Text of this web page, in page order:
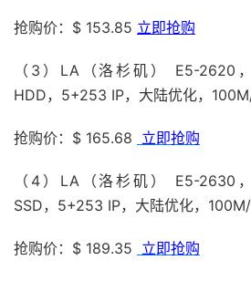
抢购价：$ 153.85 立即抢购
（3）LA（洛杉矶） E5-2620
HDD，5+253 IP，大陆优化，
抢购价：$ 165.68 立即抢购
（4）LA（洛杉矶） E5-2630
SSD，5+253 IP，大陆优化，
抢购价：$ 189.35 立即抢购